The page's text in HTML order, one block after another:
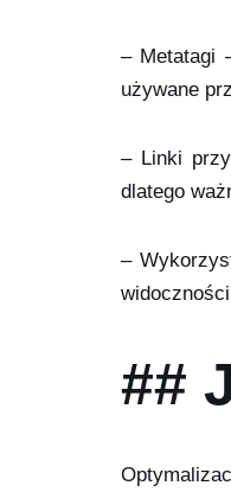
– Metatagi
używane
– Linki
dlatego
–
##